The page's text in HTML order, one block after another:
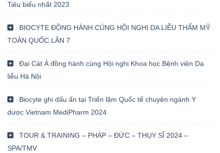
Tiêu biểu nhất 2023
BIOCYTE ĐỒNG HÀNH CÙNG HỘI NGHỊ DA LIỄU THẨM MỸ
TOÀN QUỐC LẦN 7
Đại Cát Á đồng hành cùng Hội nghị Khoa học Bệnh viện Da
liễu Hà Nội
Biocyte ghi dấu ấn tại Triển lãm Quốc tế chuyên ngành Y
dược Vietnam MediPharm 2024
TOUR & TRAINING – PHÁP – ĐỨC – THỤY SĨ 2024 –
SPA/TMV